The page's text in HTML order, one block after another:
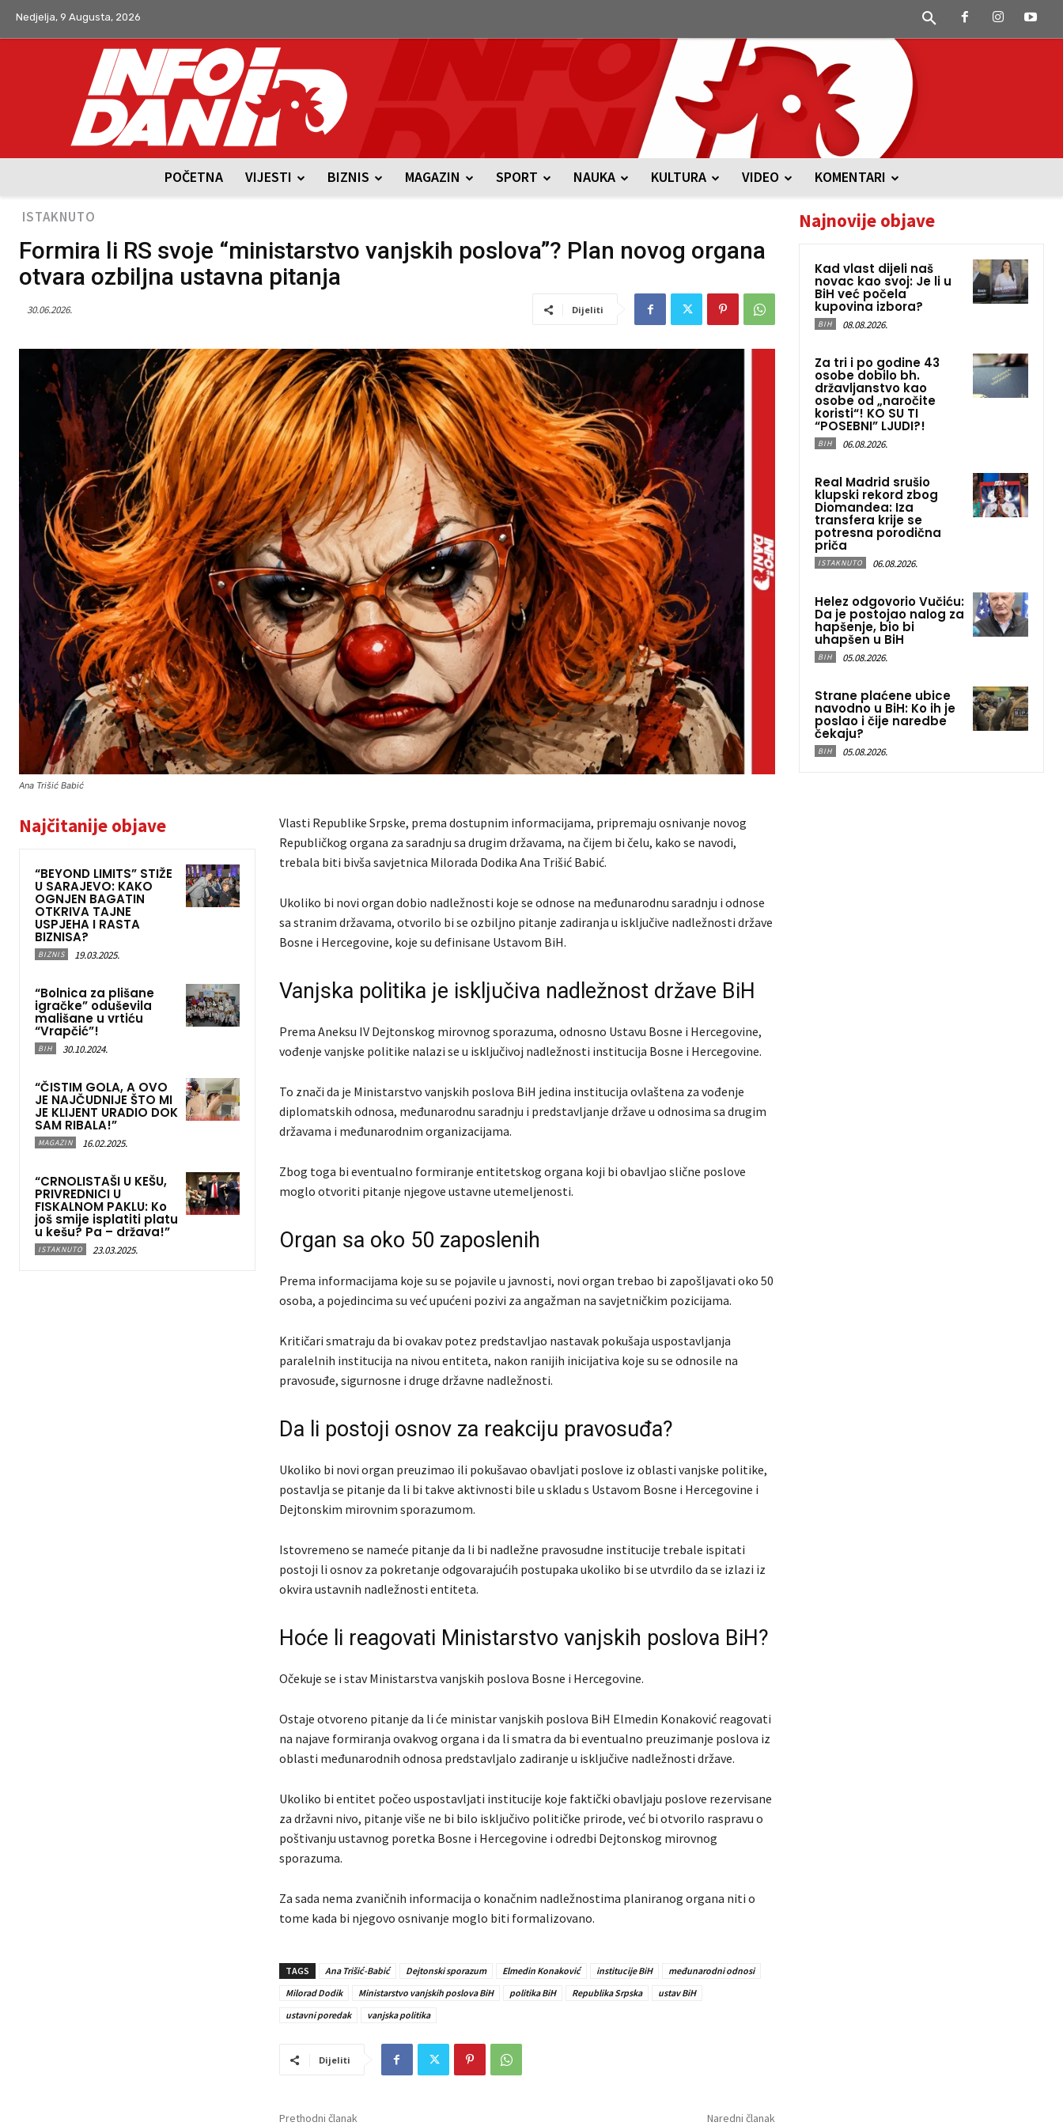
Nedjelja, 9 Augusta, 2026
POČETNA VIJESTI BIZNIS MAGAZIN SPORT NAUKA KULTURA VIDEO KOMENTARI
ISTAKNUTO
Formira li RS svoje “ministarstvo vanjskih poslova”? Plan novog organa
otvara ozbiljna ustavna pitanja
30.06.2026. Dijeliti
Ana Trišić Babić
Najčitanije objave
“BEYOND LIMITS” STIŽE
U SARAJEVO: KAKO
OGNJEN BAGATIN
OTKRIVA TAJNE
USPJEHA I RASTA
BIZNISA?
BIZNIS 19.03.2025.
“Bolnica za plišane
igračke” oduševila
mališane u vrtiću
“Vrapčić”!
BIH 30.10.2024.
“ČISTIM GOLA, A OVO
JE NAJČUDNIJE ŠTO MI
JE KLIJENT URADIO DOK
SAM RIBALA!”
MAGAZIN 16.02.2025.
“CRNOLISTAŠI U KEŠU,
PRIVREDNICI U
FISKALNOM PAKLU: Ko
još smije isplatiti platu
u kešu? Pa – država!”
ISTAKNUTO 23.03.2025.
Vlasti Republike Srpske, prema dostupnim informacijama, pripremaju osnivanje novog
Republičkog organa za saradnju sa drugim državama, na čijem bi čelu, kako se navodi,
trebala biti bivša savjetnica Milorada Dodika Ana Trišić Babić.
Ukoliko bi novi organ dobio nadležnosti koje se odnose na međunarodnu saradnju i odnose
sa stranim državama, otvorilo bi se ozbiljno pitanje zadiranja u isključive nadležnosti države
Bosne i Hercegovine, koje su definisane Ustavom BiH.
Vanjska politika je isključiva nadležnost države BiH
Prema Aneksu IV Dejtonskog mirovnog sporazuma, odnosno Ustavu Bosne i Hercegovine,
vođenje vanjske politike nalazi se u isključivoj nadležnosti institucija Bosne i Hercegovine.
To znači da je Ministarstvo vanjskih poslova BiH jedina institucija ovlaštena za vođenje
diplomatskih odnosa, međunarodnu saradnju i predstavljanje države u odnosima sa drugim
državama i međunarodnim organizacijama.
Zbog toga bi eventualno formiranje entitetskog organa koji bi obavljao slične poslove
moglo otvoriti pitanje njegove ustavne utemeljenosti.
Organ sa oko 50 zaposlenih
Prema informacijama koje su se pojavile u javnosti, novi organ trebao bi zapošljavati oko 50
osoba, a pojedincima su već upućeni pozivi za angažman na savjetničkim pozicijama.
Kritičari smatraju da bi ovakav potez predstavljao nastavak pokušaja uspostavljanja
paralelnih institucija na nivou entiteta, nakon ranijih inicijativa koje su se odnosile na
pravosuđe, sigurnosne i druge državne nadležnosti.
Da li postoji osnov za reakciju pravosuđa?
Ukoliko bi novi organ preuzimao ili pokušavao obavljati poslove iz oblasti vanjske politike,
postavlja se pitanje da li bi takve aktivnosti bile u skladu s Ustavom Bosne i Hercegovine i
Dejtonskim mirovnim sporazumom.
Istovremeno se nameće pitanje da li bi nadležne pravosudne institucije trebale ispitati
postoji li osnov za pokretanje odgovarajućih postupaka ukoliko bi se utvrdilo da se izlazi iz
okvira ustavnih nadležnosti entiteta.
Hoće li reagovati Ministarstvo vanjskih poslova BiH?
Očekuje se i stav Ministarstva vanjskih poslova Bosne i Hercegovine.
Ostaje otvoreno pitanje da li će ministar vanjskih poslova BiH Elmedin Konaković reagovati
na najave formiranja ovakvog organa i da li smatra da bi eventualno preuzimanje poslova iz
oblasti međunarodnih odnosa predstavljalo zadiranje u isključive nadležnosti države.
Ukoliko bi entitet počeo uspostavljati institucije koje faktički obavljaju poslove rezervisane
za državni nivo, pitanje više ne bi bilo isključivo političke prirode, već bi otvorilo raspravu o
poštivanju ustavnog poretka Bosne i Hercegovine i odredbi Dejtonskog mirovnog
sporazuma.
Za sada nema zvaničnih informacija o konačnim nadležnostima planiranog organa niti o
tome kada bi njegovo osnivanje moglo biti formalizovano.
TAGS Ana Trišić-Babić Dejtonski sporazum Elmedin Konaković institucije BiH
međunarodni odnosi
Milorad Dodik
Ministarstvo vanjskih poslova BiH politika BiH Republika Srpska
ustav BiH
ustavni poredak
vanjska politika
Dijeliti
Prethodni članak Naredni članak
Najnovije objave
Kad vlast dijeli naš
novac kao svoj: Je li u
BiH već počela
kupovina izbora?
BIH 08.08.2026.
Za tri i po godine 43
osobe dobilo bh.
državljanstvo kao
osobe od „naročite
koristi“! KO SU TI
“POSEBNI” LJUDI?!
BIH 06.08.2026.
Real Madrid srušio
klupski rekord zbog
Diomandea: Iza
transfera krije se
potresna porodična
priča
ISTAKNUTO 06.08.2026.
Helez odgovorio Vučiću:
Da je postojao nalog za
hapšenje, bio bi
uhapšen u BiH
BIH 05.08.2026.
Strane plaćene ubice
navodno u BiH: Ko ih je
poslao i čije naredbe
čekaju?
BIH 05.08.2026.